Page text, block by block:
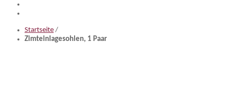
Startseite /
Zimteinlagesohlen, 1 Paar